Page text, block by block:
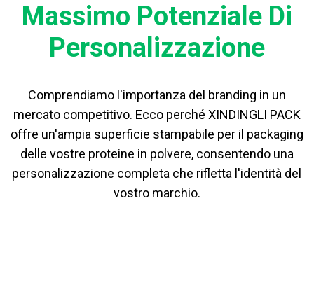
Massimo Potenziale Di
Personalizzazione
Comprendiamo l'importanza del branding in un
mercato competitivo. Ecco perché XINDINGLI PACK
offre un'ampia superficie stampabile per il packaging
delle vostre proteine ​​in polvere, consentendo una
personalizzazione completa che rifletta l'identità del
vostro marchio.